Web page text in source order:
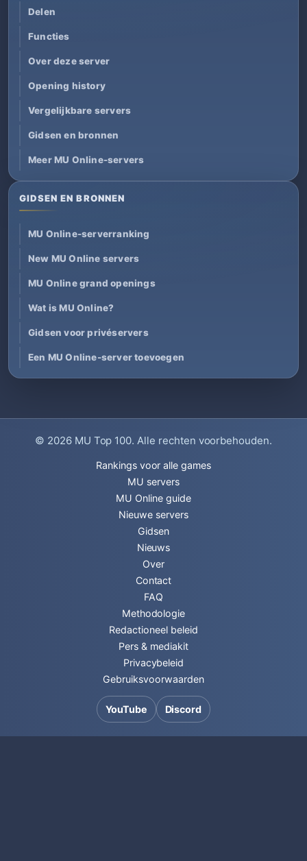
Delen
Functies
Over deze server
Opening history
Vergelijkbare servers
Gidsen en bronnen
Meer MU Online-servers
GIDSEN EN BRONNEN
MU Online-serverranking
New MU Online servers
MU Online grand openings
Wat is MU Online?
Gidsen voor privéservers
Een MU Online-server toevoegen
© 2026 MU Top 100. Alle rechten voorbehouden.
Rankings voor alle games
MU servers
MU Online guide
Nieuwe servers
Gidsen
Nieuws
Over
Contact
FAQ
Methodologie
Redactioneel beleid
Pers & mediakit
Privacybeleid
Gebruiksvoorwaarden
YouTube Discord